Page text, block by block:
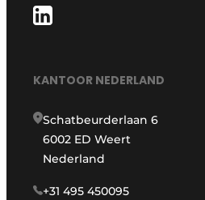
KANTOOR NEDERLAND
Schatbeurderlaan 6
6002 ED Weert
Nederland
+31 495 450095